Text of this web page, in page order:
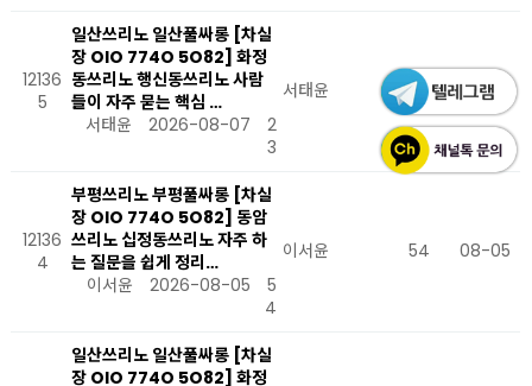
12136
5
일산쓰리노 일산풀싸롱 [차실
장 OlO 774O 5O82] 화정
동쓰리노 행신동쓰리노 사람
들이 자주 묻는 핵심 …
서태윤
2026-08-07
2
3
서태윤 23 08-07
12136
4
부평쓰리노 부평풀싸롱 [차실
장 OlO 774O 5O82] 동암
쓰리노 십정동쓰리노 자주 하
는 질문을 쉽게 정리…
이서윤
2026-08-05
5
4
이서윤 54 08-05
일산쓰리노 일산풀싸롱 [차실
장 OlO 774O 5O82] 화정